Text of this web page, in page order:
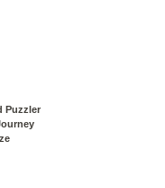
Puzzler